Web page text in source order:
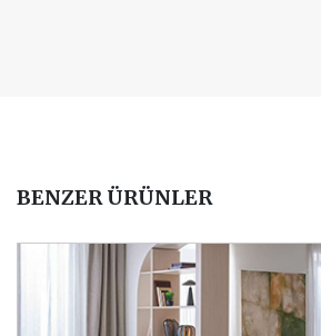
BENZER ÜRÜNLER